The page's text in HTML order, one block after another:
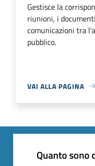
Gestisce la
riunioni, i
comunicazioni tra
pubblico.
VAI ALLA PAGINA
Quanto sono